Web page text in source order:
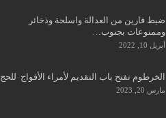
ضبط فارين من العدالة واسلحة وذخائر
وممنوعات بجنوب…
أبريل 10, 2022
الخرطوم تفتح باب التقديم لأمراء الأفواج للحج
مارس 20, 2023